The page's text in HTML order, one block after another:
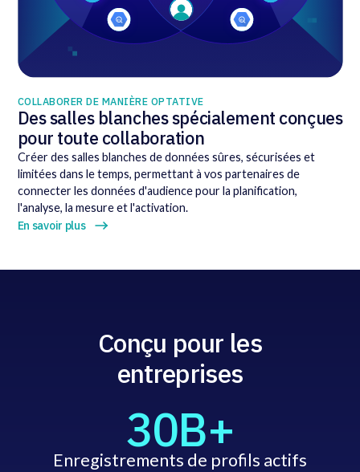
COLLABORER DE MANIÈRE OPTATIVE
Des salles blanches spécialement conçues
pour toute collaboration
Créer des salles blanches de données sûres, sécurisées et
limitées dans le temps, permettant à vos partenaires de
connecter les données d'audience pour la planification,
l'analyse, la mesure et l'activation.
En savoir plus
Conçu pour les
entreprises
30B+
Enregistrements de profils actifs